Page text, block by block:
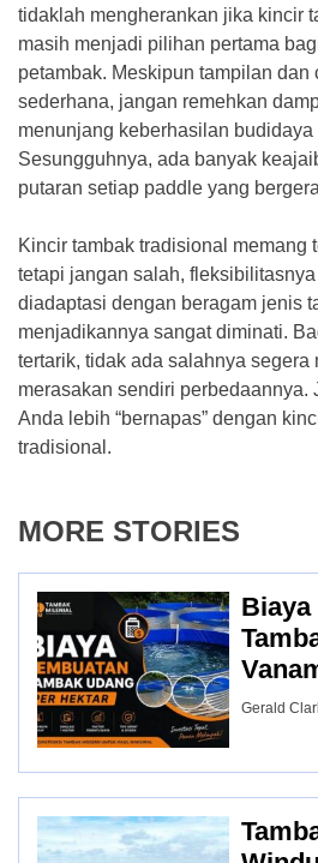
tidaklah mengherankan jika kincir
masih menjadi pilihan pertama
petambak. Meskipun tampilan dan
sederhana, jangan remehkan
menunjang keberhasilan budidaya
Sesungguhnya, ada banyak
putaran setiap paddle yang
Kincir tambak tradisional memang
tetapi jangan salah,
diadaptasi dengan beragam jenis
menjadikannya sangat diminati.
tertarik, tidak ada salahnya segera
merasakan sendiri perbedaannya.
Anda lebih “bernapas” dengan
tradisional.
MORE STORIES
Biaya
Gerald